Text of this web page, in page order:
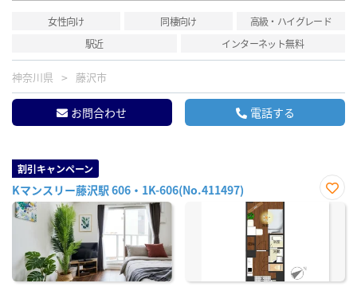
女性向け 同棲向け
高級・ハイグレード
駅近
インターネット無料
神奈川県 藤沢市
お問合わせ 電話する
割引キャンペーン
Kマンスリー藤沢駅 606・1K-606(No.411497)
お気